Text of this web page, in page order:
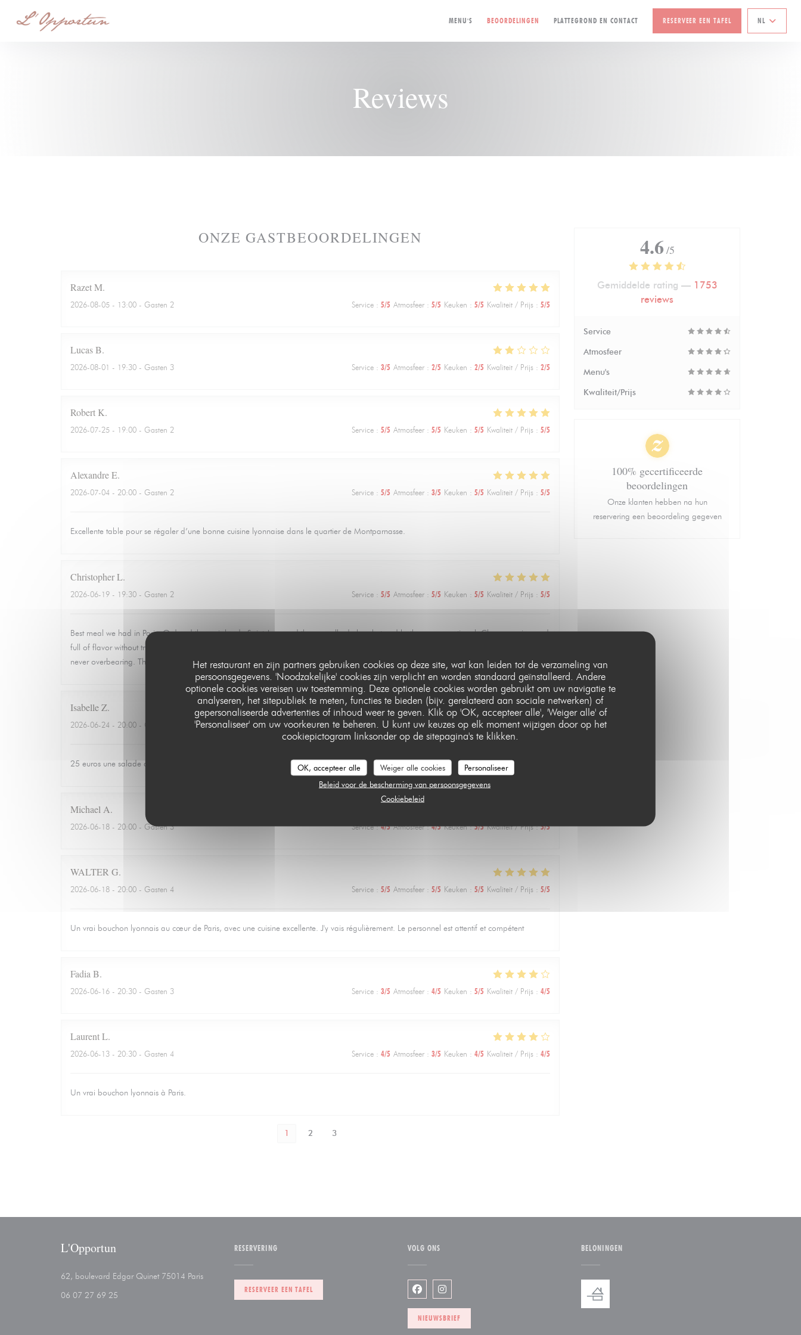
Het restaurant en zijn partners gebruiken cookies op deze site, wat kan leiden tot de verzameling van
persoonsgegevens. 'Noodzakelijke' cookies zijn verplicht en worden standaard geïnstalleerd. Andere
optionele cookies vereisen uw toestemming. Deze optionele cookies worden gebruikt om uw navigatie te
analyseren, het sitepubliek te meten, functies te bieden (bijv. gerelateerd aan sociale netwerken) of
gepersonaliseerde advertenties of inhoud weer te geven. Klik op 'OK, accepteer alle', 'Weiger alle' of
'Personaliseer' om uw voorkeuren te beheren. U kunt uw keuzes op elk moment wijzigen door op het
cookiepictogram linksonder op de sitepagina's te klikken.
OK, accepteer alle Weiger alle cookies
Personaliseer
Beleid voor de bescherming van persoonsgegevens
Cookiebeleid
MENU'S BEOORDELINGEN PLATTEGROND EN CONTACT RESERVEER EEN TAFEL NL
Reviews
ONZE GASTBEOORDELINGEN
RazetM
2026-08-05 - 13:00 - Gasten 2 Service : 5/5 Atmosfeer : 5/5 Keuken : 5/5 Kwaliteit / Prijs : 5/5
LucasB
2026-08-01 - 19:30 - Gasten 3 Service : 3/5 Atmosfeer : 2/5 Keuken : 2/5 Kwaliteit / Prijs : 2/5
Robert K
2026-07-25 - 19:00 - Gasten 2 Service : 5/5 Atmosfeer : 5/5 Keuken : 5/5 Kwaliteit / Prijs : 5/5
AlexandreE
2026-07-04 - 20:00 - Gasten 2 Service : 5/5 Atmosfeer : 3/5 Keuken : 5/5 Kwaliteit / Prijs : 5/5
Excellente table pour se régaler d’une bonne cuisine lyonnaise dans le quartier de Montparnasse.
ChristopherL
2026-06-19 - 19:30 - Gasten 2 Service : 5/5 Atmosfeer : 5/5 Keuken : 5/5 Kwaliteit / Prijs : 5/5
Best meal we had in Paris. Ordered the ravioles de Saint Jean and the quenelle de brochet and both were exceptional. Clean, precise, and
full of flavor without trying to overwork the dish. Quiet, quaint room that feels tucked away from everything. Staff was warm, attentive, and
never overbearing. This is the kind of place you remember and go back to.
IsabelleZ
2026-06-24 - 20:00 - Gasten 3 Service: 4/5 Atmosfeer: 1/5 Keuken: 1 /5 Kwaliteit / Prijs: 1/5
25 euros une salade de tomates avec 3 petits morceaux de poulet 😱
Michael A
2026-06-18 - 20:00 - Gasten 3 Service: 4/5 Atmosfeer: 4/5 Keuken: 5/5 Kwaliteit / Prijs: 5/5
WALTER G
2026-06-18 - 20:00 - Gasten 4 Service : 5/5 Atmosfeer : 5/5 Keuken : 5/5 Kwaliteit / Prijs : 5/5
Un vrai bouchon lyonnais au cœur de Paris, avec une cuisine excellente. J'y vais régulièrement. Le personnel est attentif et compétent
Fadia B
2026-06-16 - 20:30 - Gasten 3 Service : 3/5 Atmosfeer : 4/5 Keuken : 5/5 Kwaliteit / Prijs : 4/5
LaurentL
2026-06-13 - 20:30 - Gasten 4 Service : 4/5 Atmosfeer : 3/5 Keuken : 4/5 Kwaliteit / Prijs : 4/5
Un vrai bouchon lyonnais à Paris.
1 2 3
4.6 /5
Gemiddelde rating — 1753
reviews
Service
Atmosfeer
Menu's
Kwaliteit/Prijs
100% gecertificeerde
beoordelingen
Onze klanten hebben na hun
reservering een beoordeling gegeven
L'Opportun
62, boulevard Edgar Quinet 75014 Paris((opent in een nieuw venster))
06 07 27 69 25
RESERVERING
RESERVEER EEN TAFEL
VOLG ONS
Facebook ((opent in een nieuw venster))
Instagram ((opent in een nieuw venster))
NIEUWSBRIEF
BELONINGEN